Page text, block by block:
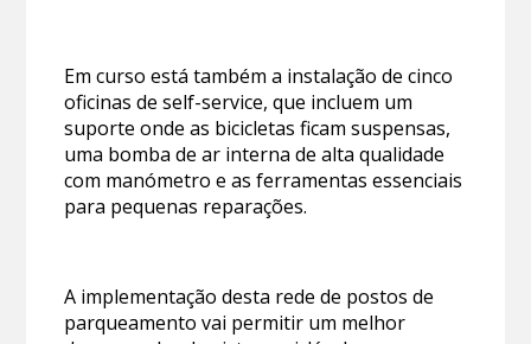
Em curso está também a instalação de cinco
oficinas de self-service, que incluem um
suporte onde as bicicletas ficam suspensas,
uma bomba de ar interna de alta qualidade
com manómetro e as ferramentas essenciais
para pequenas reparações.
A implementação desta rede de postos de
parqueamento vai permitir um melhor